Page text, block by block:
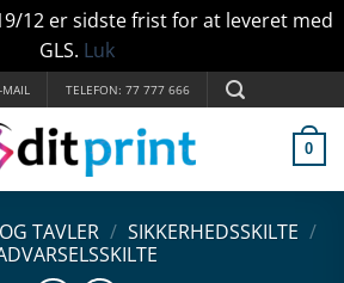
12 er sidste frist for at leveret med
GLS. Luk
MAIL TELEFON: 77 777 666
0
TAVLER / SIKKERHEDSSKILTE /